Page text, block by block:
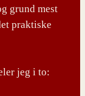
grund mest
praktiske
jeg i to: